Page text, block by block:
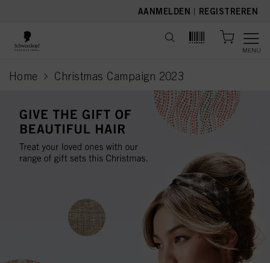
AANMELDEN | REGISTREREN
MENU
Home Christmas Campaign 2023
current page